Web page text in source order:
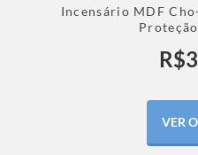
Incensário MDF
R$
VER